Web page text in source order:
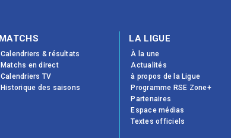
MATCHS
Calendriers & résultats
Matchs en direct
Calendriers TV
Historique des saisons
LA LIGUE
À la une
Actualités
à propos de la Ligue
Programme RSE Zone+
Partenaires
Espace médias
Textes officiels